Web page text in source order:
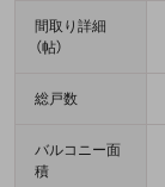
間取り詳細
（帖）
総戸数
バルコニー面
積